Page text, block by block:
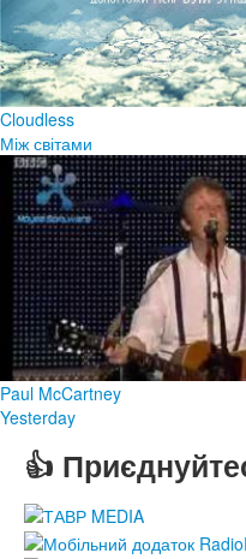
Cloudless
Між світами
Paul McCartney
Yesterday
👍